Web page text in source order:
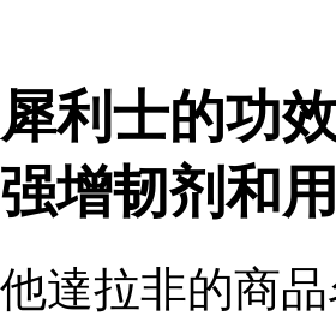
犀利士的功
强增韧剂和用
他達拉非的商